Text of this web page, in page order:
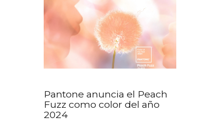
Pantone anuncia el Peach
Fuzz como color del año
2024